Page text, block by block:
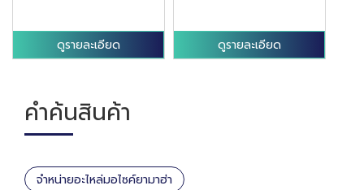
ดูรายละเอียด ดูรายละเอียด
คำค้นสินค้า
จำหน่ายอะไหล่มอไซค์ยามาฮ่า